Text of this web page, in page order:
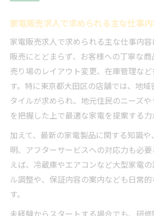
家電販売求人で求められる主な仕事
家電販売求人で求められる主な仕事内
販売にとどまらず、お客様への丁寧な商
売り場のレイアウト変更、在庫管理な
す。特に東京都大田区の店舗では、地
タイルが求められ、地元住民のニーズ
を把握した上で最適な家電を提案する力
加えて、最新の家電製品に関する知識
明、アフターサービスへの対応力も必要
えば、冷蔵庫やエアコンなど大型家電
ル調整や、保証内容の案内なども日常
す。